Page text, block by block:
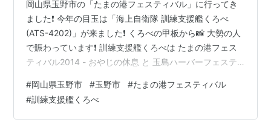
岡山県玉野市の「たまの港フェスティバル」に行ってき
ました❗ 今年の目玉は「海上自衛隊 訓練支援艦くろべ
(ATS-4202)」が来ました❗ くろべの甲板から📸 大勢の人
で賑わっています❗ 訓練支援艦くろべは たまの港フェス
ティバル2014 - おやじの休息 と 玉島ハーバーフェステ
加工しています。 撮影日：2026年５月17日
#岡山県玉野市 #玉野市 #たまの港フェスティバル
#訓練支援艦くろべ